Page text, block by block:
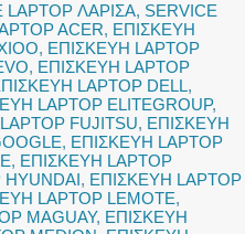
LAPTOP ΛΑΡΙΣΑ, SERVICE
ACER, ΕΠΙΣΚΕΥΗ
, ΕΠΙΣΚΕΥΗ LAPTOP
, ΕΠΙΣΚΕΥΗ LAPTOP
LAPTOP DELL,
LAPTOP ELITEGROUP,
FUJITSU, ΕΠΙΣΚΕΥΗ
, ΕΠΙΣΚΕΥΗ LAPTOP
, ΕΠΙΣΚΕΥΗ LAPTOP
, ΕΠΙΣΚΕΥΗ LAPTOP
LAPTOP LEMOTE,
MAGUAY, ΕΠΙΣΚΕΥΗ